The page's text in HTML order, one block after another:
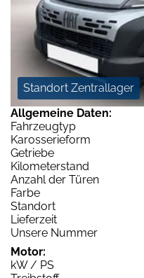
Standort Zentrallager
Allgemeine Daten:
Fahrzeugtyp
Karosserieform
Getriebe
Kilometerstand
Anzahl der Türen
Farbe
Standort
Lieferzeit
Unsere Nummer
Motor:
kW / PS